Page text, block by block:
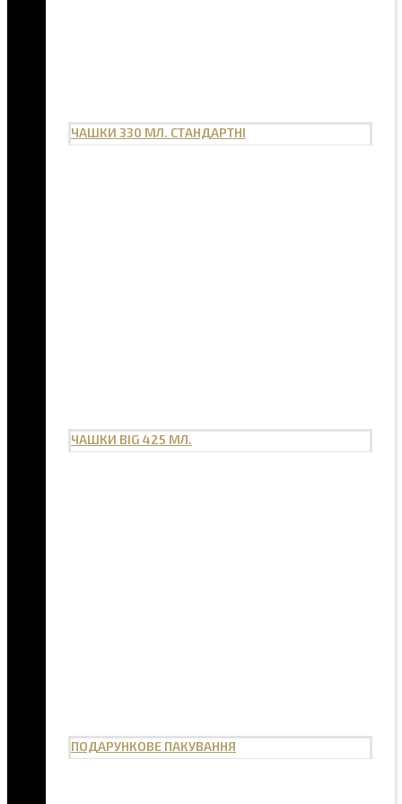
ЧАШКИ 330 МЛ. СТАНДАРТНІ
ЧАШКИ BIG 425 МЛ.
ПОДАРУНКОВЕ ПАКУВАННЯ